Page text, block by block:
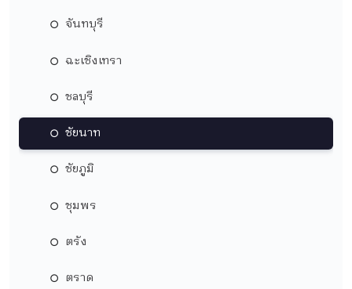
จันทบุรี
ฉะเชิงเทรา
ชลบุรี
ชัยนาท
ชัยภูมิ
ชุมพร
ตรัง
ตราด